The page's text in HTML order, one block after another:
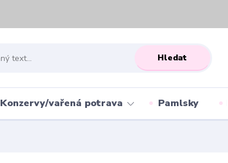
Hledat
Konzervy/vařená potrava Pamlsky